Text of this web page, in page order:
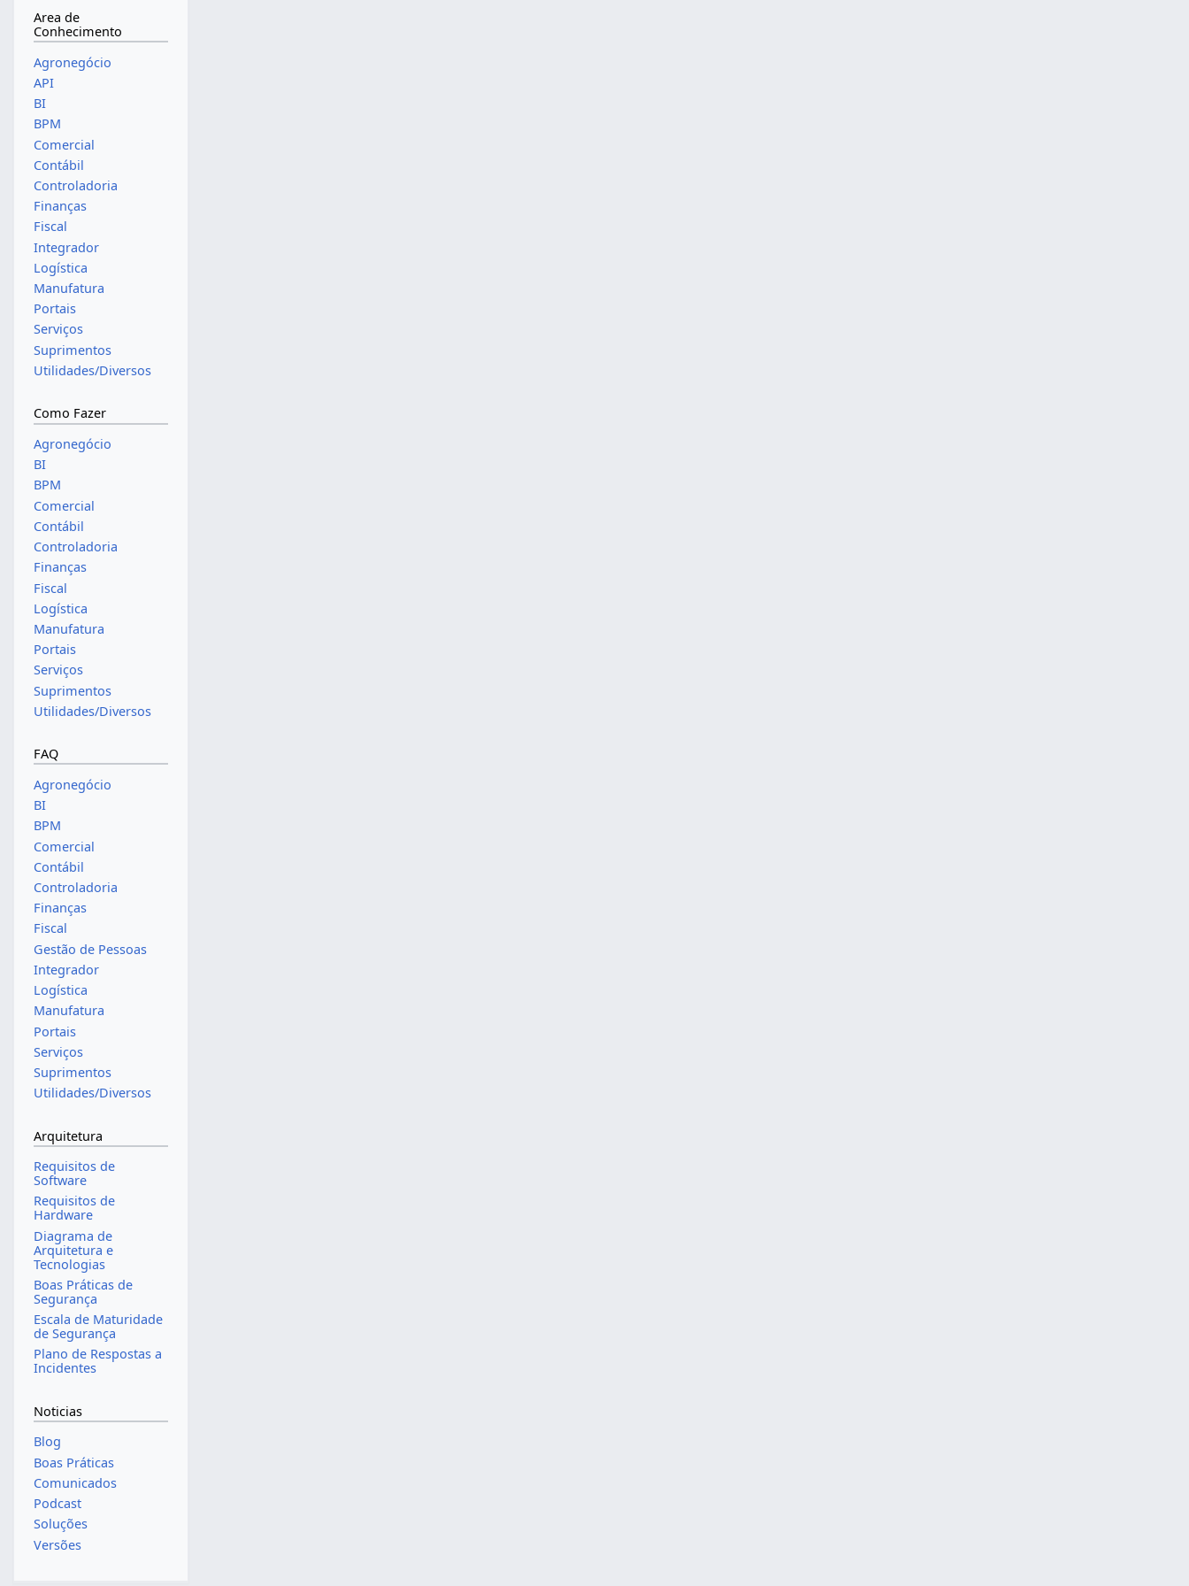
Area de
Conhecimento
Agronegócio
API
BI
BPM
Comercial
Contábil
Controladoria
Finanças
Fiscal
Integrador
Logística
Manufatura
Portais
Serviços
Suprimentos
Utilidades/Diversos
Como Fazer
Agronegócio
BI
BPM
Comercial
Contábil
Controladoria
Finanças
Fiscal
Logística
Manufatura
Portais
Serviços
Suprimentos
Utilidades/Diversos
FAQ
Agronegócio
BI
BPM
Comercial
Contábil
Controladoria
Finanças
Fiscal
Gestão de Pessoas
Integrador
Logística
Manufatura
Portais
Serviços
Suprimentos
Utilidades/Diversos
Arquitetura
Requisitos de
Software
Requisitos de
Hardware
Diagrama de
Arquitetura e
Tecnologias
Boas Práticas de
Segurança
Escala de Maturidade
de Segurança
Plano de Respostas a
Incidentes
Noticias
Blog
Boas Práticas
Comunicados
Podcast
Soluções
Versões